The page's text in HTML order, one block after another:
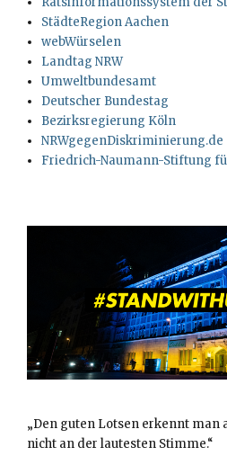
StädteRegion Aachen
webWürselen
Landtag NRW
Umweltbundesamt
Deutscher Bundestag
Bezirksregierung Köln
NRWgegenDiskriminierung.de
Friedrich-Naumann-Stiftung
„Den guten Lotsen erkennt man
nicht an der lautesten Stimme.“